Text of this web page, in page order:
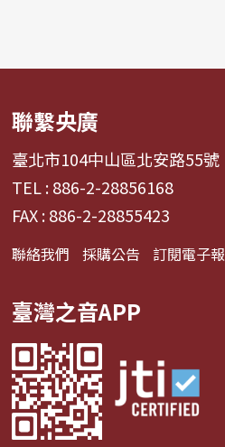
聯繫央廣
臺北市104中山區北安路55號
TEL : 886-2-28856168
FAX : 886-2-28855423
聯絡我們 採購公告 訂閱電子報
臺灣之音APP